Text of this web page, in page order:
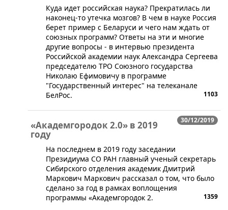
​Куда идет российская наука? Прекратилась ли
наконец-то утечка мозгов? В чем в науке Россия
берет пример с Беларуси и чего нам ждать от
союзных программ? Ответы на эти и многие
другие вопросы - в интервью президента
Российской академии наук Александра Сергеева
председателю ТРО Союзного государства
Николаю Ефимовичу в программе
"Государственный интерес" на телеканале
БелРос.
1103
30/12/2019
«Академгородок 2.0» в 2019
году
На последнем в 2019 году заседании
Президиума СО РАН главный ученый секретарь
Сибирского отделения академик Дмитрий
Маркович Маркович рассказал о том, что было
сделано за год в рамках воплощения
программы «Академгородок 2.
1359